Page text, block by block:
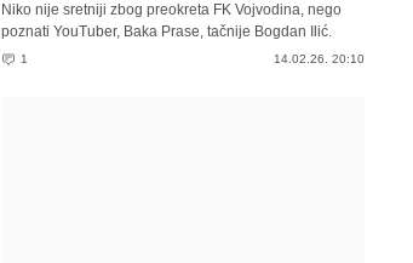
Niko nije sretniji zbog preokreta FK Vojvodina, nego
poznati YouTuber, Baka Prase, tačnije Bogdan Ilić.
1 14.02.26. 20:10